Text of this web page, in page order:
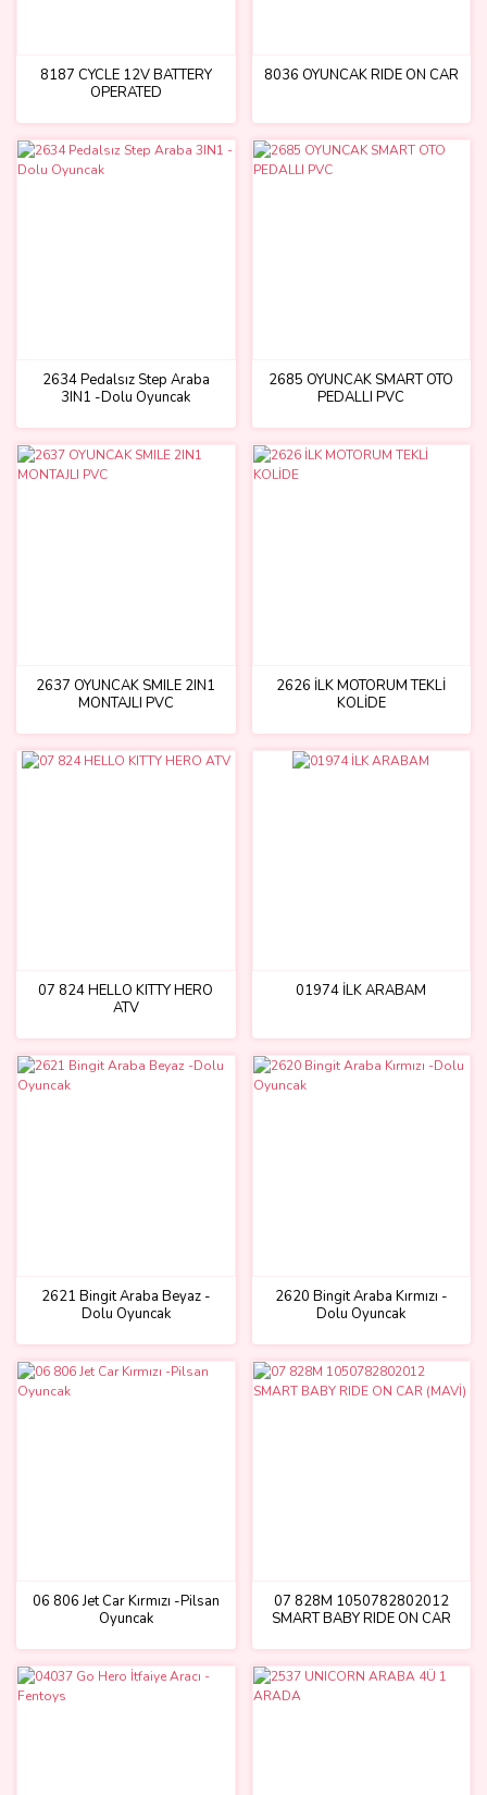
8187 CYCLE 12V BATTERY
OPERATED
8036 OYUNCAK RIDE ON CAR
2634 Pedalsız Step Araba
3IN1 -Dolu Oyuncak
2685 OYUNCAK SMART OTO
PEDALLI PVC
2637 OYUNCAK SMILE 2IN1
MONTAJLI PVC
2626 İLK MOTORUM TEKLİ
KOLİDE
07 824 HELLO KITTY HERO
ATV
01974 İLK ARABAM
2621 Bingit Araba Beyaz -
Dolu Oyuncak
2620 Bingit Araba Kırmızı -
Dolu Oyuncak
06 806 Jet Car Kırmızı -Pilsan
Oyuncak
07 828M 1050782802012
SMART BABY RIDE ON CAR